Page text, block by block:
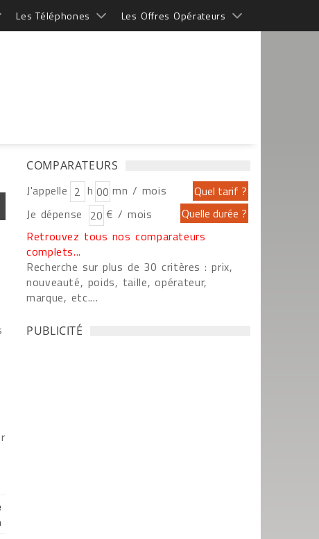
Les Téléphones Les Offres Opérateurs
COMPARATEURS
J'appelle h
mn / mois
Je dépense
€ / mois
Retrouvez tous nos comparateurs
complets...
Recherche sur plus de 30 critères : prix,
nouveauté, poids, taille, opérateur,
marque, etc....
PUBLICITÉ